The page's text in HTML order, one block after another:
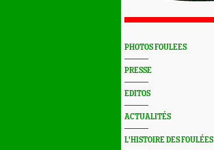
PHOTOS FOULEES
PRESSE
EDITOS
ACTUALITÉS
L'HISTOIRE DES FOULÉES